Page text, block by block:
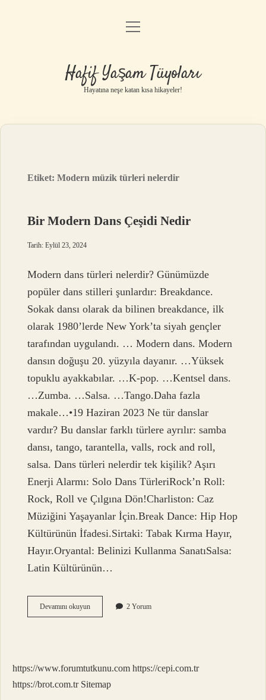
Anasayfa
Yasal Uyarı
menüyü
Hafif Yaşam Tüyoları
Hayatına neşe katan kısa hikayeler!
Etiket:Modern müzik türleri nelerdir
Bir Modern Dans Çeşidi Nedir
Tarih: Eylül 23, 2024
Modern dans türleri nelerdir? Günümüzde
popüler dans stilleri şunlardır: Breakdance.
Sokak dansı olarak da bilinen breakdance, ilk
olarak 1980’lerde New York’ta siyah gençler
tarafından uygulandı. … Modern dans. Modern
dansın doğuşu 20. yüzyıla dayanır. …Yüksek
topuklu ayakkabılar. …K-pop. …Kentsel dans.
…Zumba. …Salsa. …Tango.Daha fazla
makale…•19 Haziran 2023 Ne tür danslar
vardır? Bu danslar farklı türlere ayrılır: samba
dansı, tango, tarantella, valls, rock and roll,
salsa. Dans türleri nelerdir tek kişilik? Aşırı
Enerji Alarmı: Solo Dans TürleriRock’n Roll:
Rock, Roll ve Çılgına Dön!Charliston: Caz
Müziğini Yaşayanlar İçin.Break Dance: Hip Hop
Kültürünün İfadesi.Sirtaki: Tabak Kırma Hayır,
Hayır.Oryantal: Belinizi Kullanma SanatıSalsa:
Latin Kültürünün…
Devamını okuyunBir
Modern
2 Yorum
https://www.forumtutkunu.com https://cepi.com.tr
https://brot.com.tr Sitemap